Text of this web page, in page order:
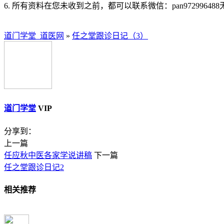
6. 所有资料在您未收到之前，都可以联系微信：pan972996488
道门学堂_道医网 » 任之堂跟诊日记（3）
道门学堂 VIP
分享到：
上一篇
任应秋中医各家学说讲稿 下一篇
任之堂跟诊日记2
相关推荐